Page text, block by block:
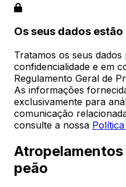
Os seus dados
Tratamos os seus
confidencialidade e em
Regulamento Geral de
As informações
exclusivamente para
comunicação
consulte a nossa
peão